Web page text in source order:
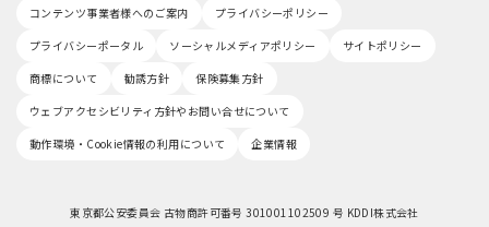
コンテンツ事業者様へのご案内
プライバシーポリシー
プライバシーポータル
ソーシャルメディアポリシー
サイトポリシー
商標について
勧誘方針
保険募集方針
ウェブアクセシビリティ方針やお問い合せについて
動作環境・Cookie情報の利用について
企業情報
東京都公安委員会 古物商許可番号 301001102509 号 KDDI株式会社